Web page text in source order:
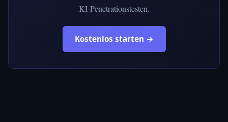
KI-Penetrationstesten.
Kostenlos starten →